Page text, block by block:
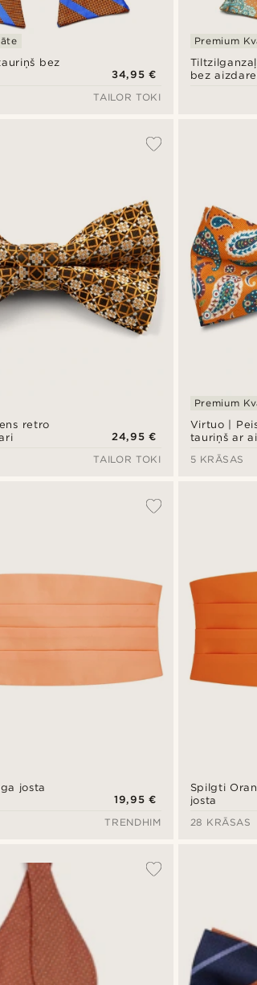
bez
34,95 €
TAILOR TOKI
bez
Premium
retro
24,95 €
TAILOR TOKI
Virtuo |
tauriņš ar
Premium
5 KRĀSAS
josta
19,95 €
TRENDHIM
Spilgti
josta
28 KRĀSAS